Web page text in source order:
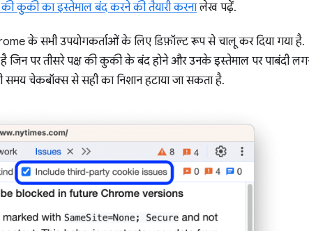
की कुकी का इस्तेमाल बंद करने की तैयारी करनालेख पढ़ें.
के सभी उपयोगकर्ताओं के लिए डिफ़ॉल्ट रूप से चालू कर दिया गया है.
पर तीसरे पक्ष की कुकी के बंद होने और उनके इस्तेमाल पर पाबंदी
चेकबॉक्स से सही का निशान हटाया जा सकता है.